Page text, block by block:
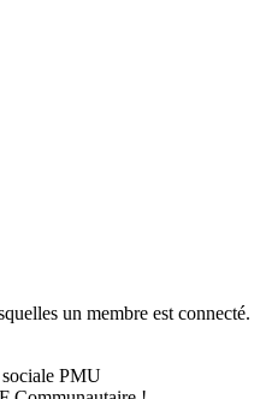
un membre est connecté.
PMU